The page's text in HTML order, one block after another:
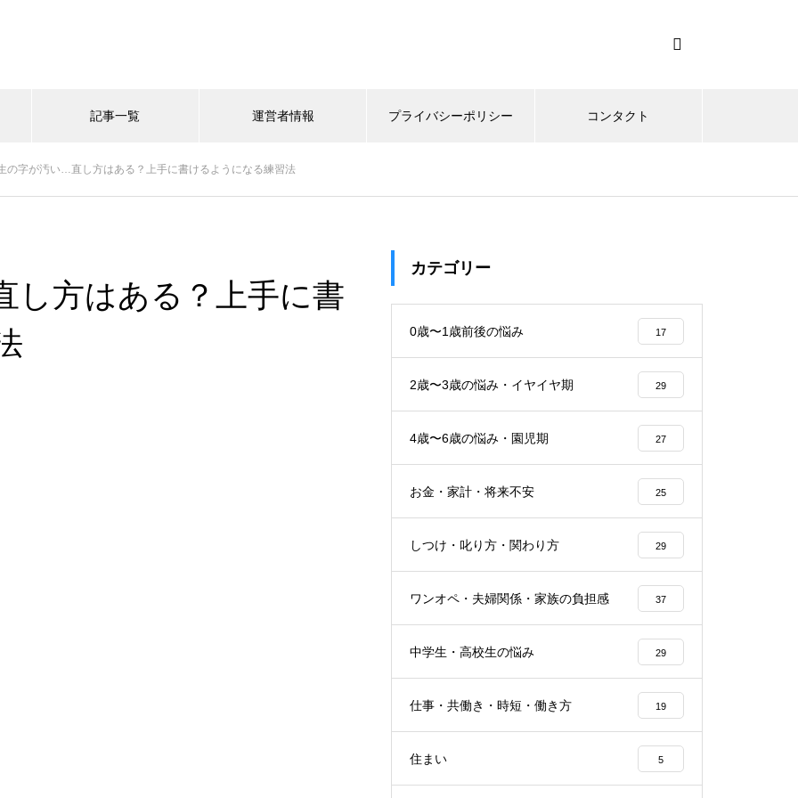
記事一覧 運営者情報 プライバシーポリシー コンタクト
の字が汚い…直し方はある？上手に書けるようになる練習法
方はある？上手に書
カテゴリー
0歳〜1歳前後の悩み 17
2歳〜3歳の悩み・イヤイヤ期 29
4歳〜6歳の悩み・園児期 27
お金・家計・将来不安 25
しつけ・叱り方・関わり方 29
ワンオペ・夫婦関係・家族の負担感 37
中学生・高校生の悩み 29
仕事・共働き・時短・働き方 19
住まい 5